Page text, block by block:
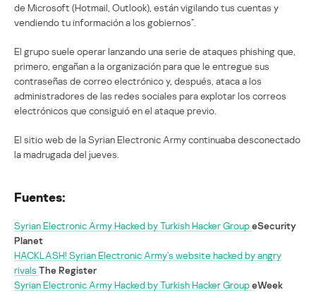
de Microsoft (Hotmail, Outlook), están vigilando tus cuentas y
vendiendo tu información a los gobiernos”.
El grupo suele operar lanzando una serie de ataques phishing que,
primero, engañan a la organización para que le entregue sus
contraseñas de correo electrónico y, después, ataca a los
administradores de las redes sociales para explotar los correos
electrónicos que consiguió en el ataque previo.
El sitio web de la Syrian Electronic Army continuaba desconectado
la madrugada del jueves.
Fuentes:
Syrian Electronic Army Hacked by Turkish Hacker GroupeSecurity
Planet
HACKLASH! Syrian Electronic Army’s website hacked by angry
rivals The Register
Syrian Electronic Army Hacked by Turkish Hacker GroupeWeek